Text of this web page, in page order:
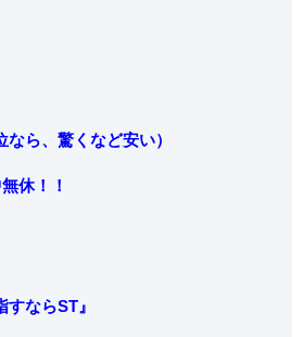
ら、驚くなど安い）
休！！
すならST』